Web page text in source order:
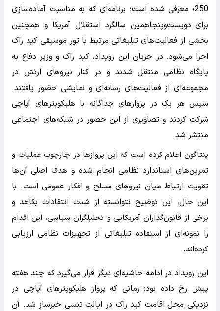
250» معرفی شده است؛ برنامه‌ای که به مناسبت آماده‌سازی
برای دویست‌وپنجاهمین سالگرد استقلال آمریکا و همچنین
بخشی از فعالیت‌های تبلیغاتی مرتبط با تور موسیقی کید راک
اجرا می‌شود. در جریان این رویداد، کید راک و وزیر دفاع به
پایگاه نظامی منتقل شدند و در کنار نیروهای ارتش در
مجموعه‌ای از فعالیت‌های رسانه‌ای و نمایشی حضور یافتند.
سپس هر یک در پروازهای جداگانه با هلیکوپترهای آپاچی
شرکت کردند و تصاویری از این حضور در شبکه‌های اجتماعی
منتشر شد.
پنتاگون اعلام کرده است که این پروازها در چارچوب عملیات و
تمرین‌های استاندارد نظامی انجام شده و هدف اصلی آن‌ها
تقویت ارتباط میان نیروهای مسلح و افکار عمومی است. با
این حال، این توضیح نتوانسته از شدت انتقادات بکاهد و
برخی از قانون‌گذاران آمریکایی و تحلیلگران سیاسی، این اقدام
را نمونه‌ای از استفاده تبلیغاتی از تجهیزات نظامی ارزیابی
کرده‌اند.
این رویداد در ادامه حاشیه‌ای دیگر قرار می‌گیرد که چند هفته
پیش رخ داده بود؛ زمانی که پرواز هلیکوپترهای آپاچی در
نزدیکی محل اقامت کید راک در ایالت تنسی خبرساز شد. آن